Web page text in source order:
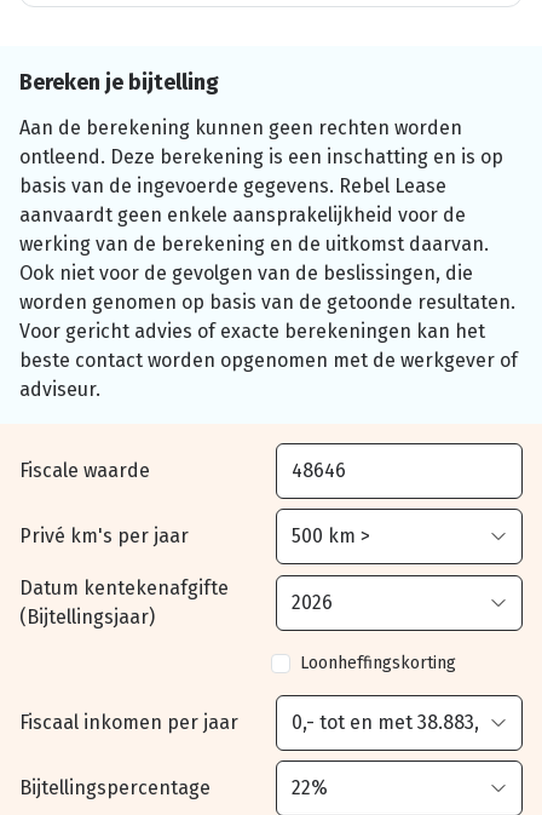
Bereken je bijtelling
Aan de berekening kunnen geen rechten worden
ontleend. Deze berekening is een inschatting en is op
basis van de ingevoerde gegevens. Rebel Lease
aanvaardt geen enkele aansprakelijkheid voor de
werking van de berekening en de uitkomst daarvan.
Ook niet voor de gevolgen van de beslissingen, die
worden genomen op basis van de getoonde resultaten.
Voor gericht advies of exacte berekeningen kan het
beste contact worden opgenomen met de werkgever of
adviseur.
Fiscale waarde
Privé km's per jaar
Datum kentekenafgifte
(Bijtellingsjaar)
Loonheffingskorting
Fiscaal inkomen per jaar
Bijtellingspercentage